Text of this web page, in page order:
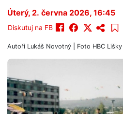
Úterý, 2. června 2026, 16:45
Diskutuj na FB
Autoři Lukáš Novotný | Foto HBC